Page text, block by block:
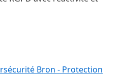
Bron - Protection